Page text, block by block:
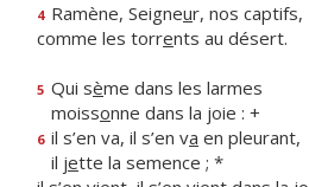
4 Ramène, Seigneur, nos captifs,
comme les torrents au désert.
5 Qui sème dans les larmes
moissonne dans la joie : +
6 il s’en va, il s’en va en pleurant,
il jette la semence ; *